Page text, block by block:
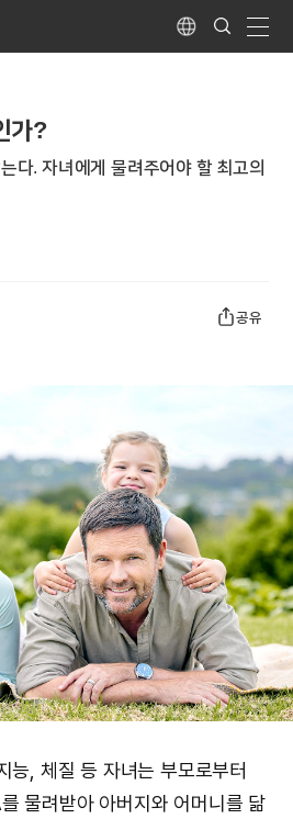
Language
Search
Submit
가?
다. 자녀에게 물려주어야 할 최고의
공유
능, 체질 등 자녀는 부모로부터
물려받아 아버지와 어머니를 닮